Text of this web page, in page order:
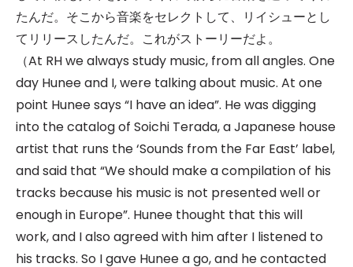
たんだ。そこから音楽をセレクトして、リイシューとし
てリリースしたんだ。これがストーリーだよ。
（At RH we always study music, from all angles. One
day Hunee and I, were talking about music. At one
point Hunee says “I have an idea”. He was digging
into the catalog of Soichi Terada, a Japanese house
artist that runs the ‘Sounds from the Far East’ label,
and said that “We should make a compilation of his
tracks because his music is not presented well or
enough in Europe”. Hunee thought that this will
work, and I also agreed with him after I listened to
his tracks. So I gave Hunee a go, and he contacted